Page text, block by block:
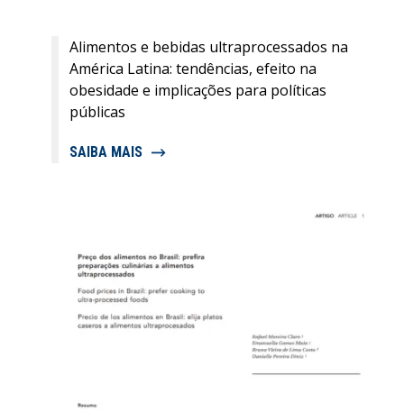
Alimentos e bebidas ultraprocessados na
América Latina: tendências, efeito na
obesidade e implicações para políticas
públicas
SAIBA MAIS